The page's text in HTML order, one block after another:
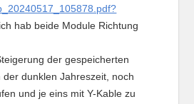
hab beide Module Richtung
der gespeicherten
dunklen Jahreszeit, noch
und je eins mit Y-Kable zu